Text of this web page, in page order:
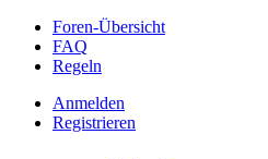
Foren-Übersicht
FAQ
Regeln
Anmelden
Registrieren